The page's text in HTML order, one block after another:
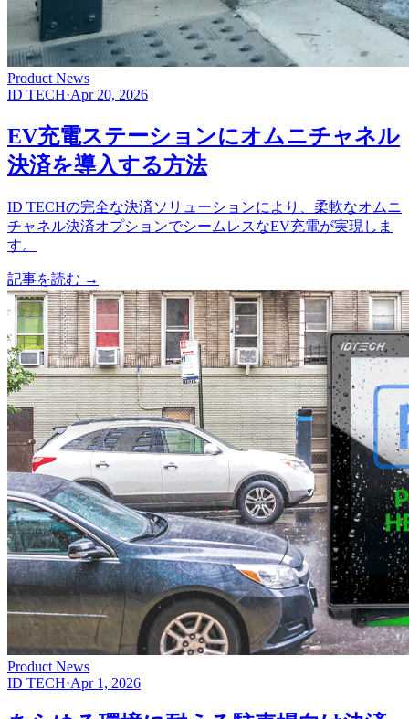
Product News
ID TECH·Apr 20, 2026
EV充電ステーションにオムニチャネル
決済を導入する方法
ID TECHの完全な決済ソリューションにより、柔軟なオムニ
チャネル決済オプションでシームレスなEV充電が実現しま
す。
記事を読む →
Product News
ID TECH·Apr 1, 2026